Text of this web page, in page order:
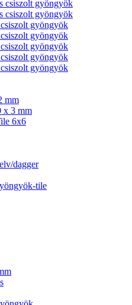
csiszolt gyöngyök
csiszolt gyöngyök
gyöngyök
gyöngyök
gyöngyök
gyöngyök
gyöngyök
mm
x 3 mm
6x6
dagger
tile